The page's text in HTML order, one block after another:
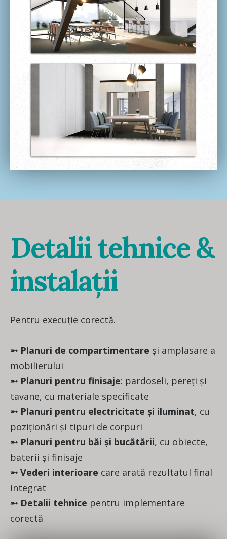
Detalii tehnice &
instalații
Pentru execuție corectă.
➵ Planuri de compartimentare și amplasare a
mobilierului
➵ Planuri pentru finisaje: pardoseli, pereți și
tavane, cu materiale specificate
➵ Planuri pentru electricitate și iluminat, cu
poziționări și tipuri de corpuri
➵ Planuri pentru băi și bucătării, cu obiecte,
baterii și finisaje
➵ Vederi interioare care arată rezultatul final
integrat
➵ Detalii tehnice pentru implementare
corectă